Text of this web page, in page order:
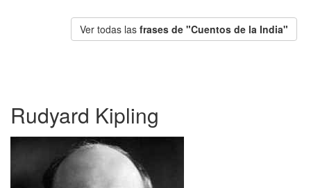
Ver todas las frases de "Cuentos de la India"
Rudyard Kipling